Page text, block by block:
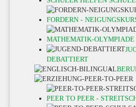
FORDERN -
MATHEMATIK-OLYMPIADE
DEBATTIERT
PEER TO PEER -